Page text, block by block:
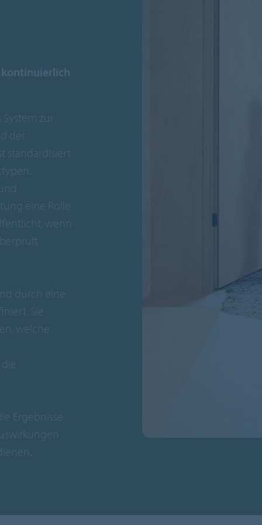
zur
der
standardisiert
eine Rolle
wenn
durch eine
Sie
welche
Ergebnisse